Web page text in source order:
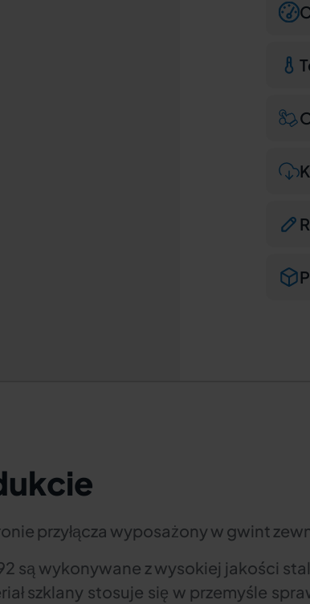
przyłącza wyposażony w gwint
są wykonywane z wysokiej jakości
szklany stosuje się w przemyśle